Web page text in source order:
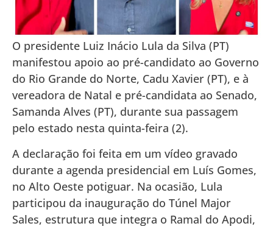
O presidente Luiz Inácio Lula da Silva (PT)
manifestou apoio ao pré-candidato ao Governo
do Rio Grande do Norte, Cadu Xavier (PT), e à
vereadora de Natal e pré-candidata ao Senado,
Samanda Alves (PT), durante sua passagem
pelo estado nesta quinta-feira (2).
A declaração foi feita em um vídeo gravado
durante a agenda presidencial em Luís Gomes,
no Alto Oeste potiguar. Na ocasião, Lula
participou da inauguração do Túnel Major
Sales, estrutura que integra o Ramal do Apodi,